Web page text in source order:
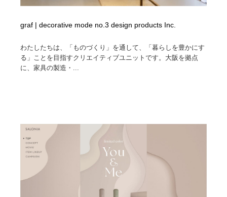
graf | decorative mode no.3 design products Inc.
わたしたちは、「ものづくり」を通して、「暮らしを豊かにす
る」ことを目指すクリエイティブユニットです。大阪を拠点
に、家具の製造・...